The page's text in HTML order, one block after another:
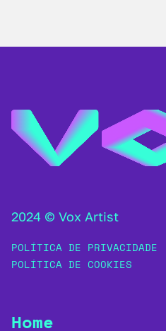
2024 © Vox Artist
POLÍTICA DE PRIVACIDADE
POLÍTICA DE COOKIES
Home